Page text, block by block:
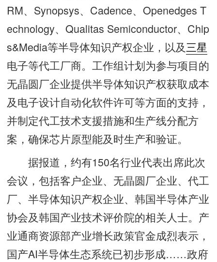
RM、Synopsys、Cadence、Openedges T
echnology、Qualitas Semiconductor、Chip
s&Media等半导体知识产权企业，以及三星
电子等代工厂商。工作组计划为参与项目的
无晶圆厂企业提供半导体知识产权获取成本
及电子设计自动化软件许可等方面的支持，
并制定代工技术支援措施和生产线分配方
案，确保芯片原型能及时生产和验证。
据报道，约有150名行业代表出席此次
会议，包括客户企业、无晶圆厂企业、代工
厂、半导体知识产权企业、韩国半导体产业
协会及韩国产业技术评价院的相关人士。产
业通商资源部产业增长政策官金成烈表示，
国产AI半导体生态系统已初步形成……政府